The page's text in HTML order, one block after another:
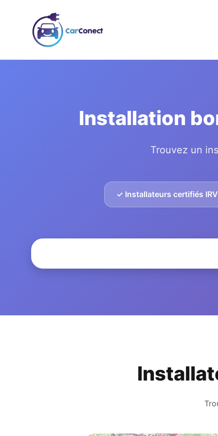
Installation
Trouvez un
✓ Installateurs certifiés